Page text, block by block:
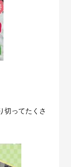
切ってたくさ